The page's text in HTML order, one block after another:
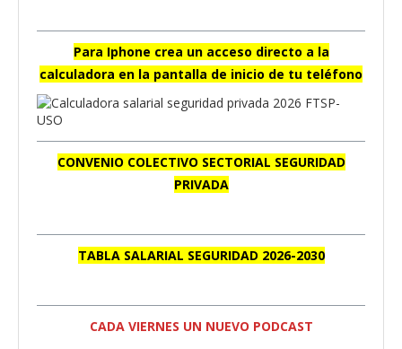
Para Iphone crea un acceso directo a la
calculadora en la pantalla de inicio de tu teléfono
CONVENIO COLECTIVO SECTORIAL SEGURIDAD
PRIVADA
TABLA SALARIAL SEGURIDAD 2026-2030
CADA VIERNES UN NUEVO PODCAST